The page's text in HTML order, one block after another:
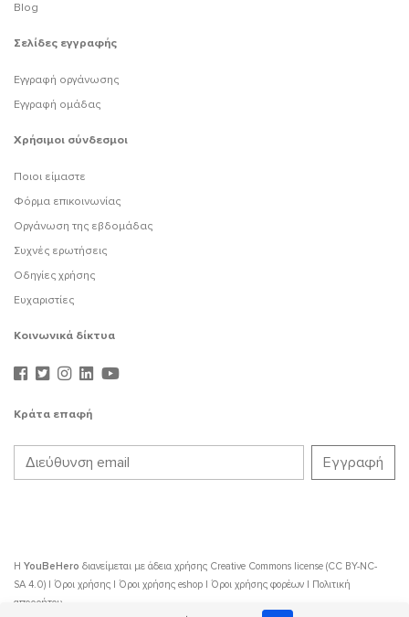
Blog
Σελίδες εγγραφής
Εγγραφή οργάνωσης
Εγγραφή ομάδας
Χρήσιμοι σύνδεσμοι
Ποιοι είμαστε
Φόρμα επικοινωνίας
Οργάνωση της εβδομάδας
Συχνές ερωτήσεις
Οδηγίες χρήσης
Ευχαριστίες
Κοινωνικά δίκτυα
Κράτα επαφή
Η YouBeHero διανείμεται με άδεια χρήσης Creative Commons license (CC BY-NC-
SA 4.0)
Όροι χρήσης Όροι χρήσης eshop Όροι χρήσης φορέων
Πολιτική
απορρήτου